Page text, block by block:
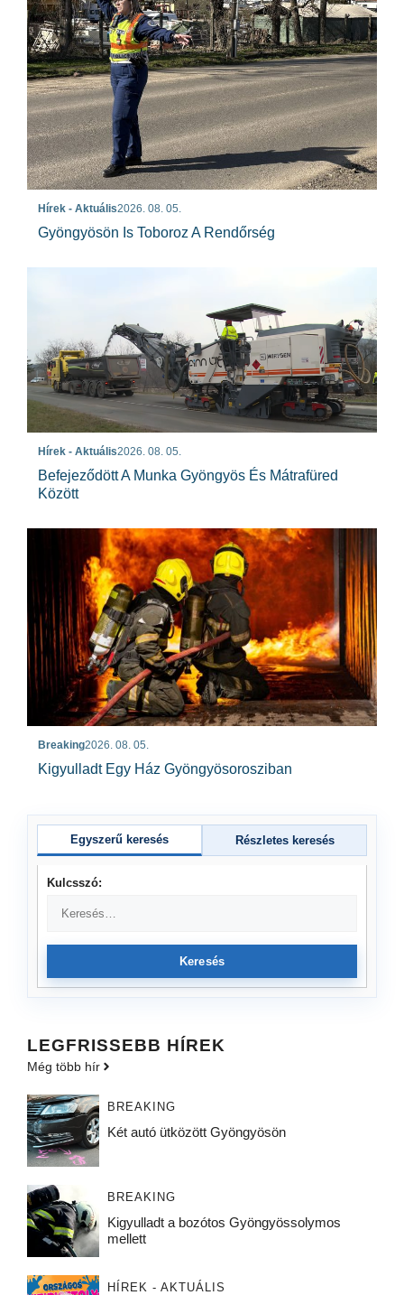
Hírek - Aktuális2026. 08. 05.
Gyöngyösön Is Toboroz A Rendőrség
Hírek - Aktuális2026. 08. 05.
Befejeződött A Munka Gyöngyös És Mátrafüred
Között
Breaking2026. 08. 05.
Kigyulladt Egy Ház Gyöngyösorosziban
Egyszerű keresés Részletes keresés
Kulcsszó:
Keresés
LEGFRISSEBB HÍREK
Még több hír
BREAKING
Két autó ütközött Gyöngyösön
BREAKING
Kigyulladt a bozótos Gyöngyössolymos
mellett
HÍREK - AKTUÁLIS